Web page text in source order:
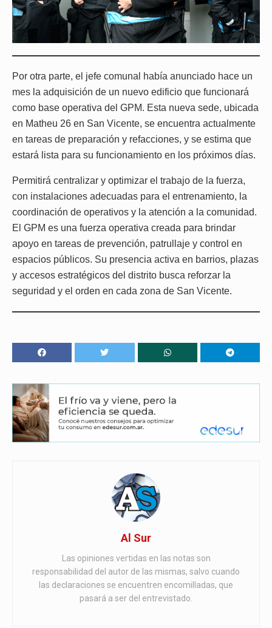
Por otra parte, el jefe comunal había anunciado hace un
mes la adquisición de un nuevo edificio que funcionará
como base operativa del GPM. Esta nueva sede, ubicada
en Matheu 26 en San Vicente, se encuentra actualmente
en tareas de preparación y refacciones, y se estima que
estará lista para su funcionamiento en los próximos días.
Permitirá centralizar y optimizar el trabajo de la fuerza,
con instalaciones adecuadas para el entrenamiento, la
coordinación de operativos y la atención a la comunidad.
El GPM es una fuerza operativa creada para brindar
apoyo en tareas de prevención, patrullaje y control en
espacios públicos. Su presencia activa en barrios, plazas
y accesos estratégicos del distrito busca reforzar la
seguridad y el orden en cada zona de San Vicente.
Al Sur
Las opiniones vertidas en las notas son
responsabilidad del autor de las mismas, salvo cuando
las declaraciones se encuentren encomilladas, que
pasará a ser del entrevistado.